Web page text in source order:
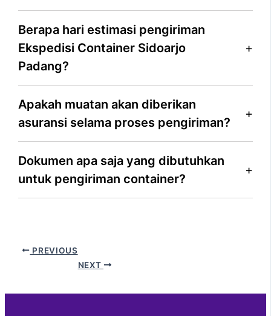
Berapa hari estimasi pengiriman
Ekspedisi Container Sidoarjo
Padang?
Apakah muatan akan diberikan
asuransi selama proses pengiriman?
Dokumen apa saja yang dibutuhkan
untuk pengiriman container?
PREVIOUS
NEXT